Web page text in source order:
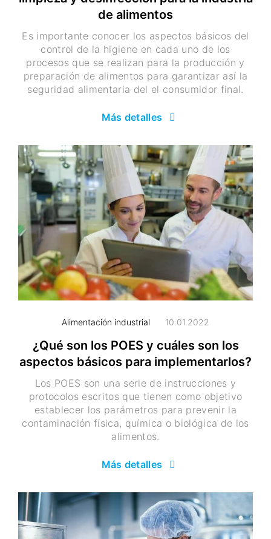
de alimentos
Es importante conocer los aspectos básicos del
control de la higiene en cada uno de los
procesos que se realizan para la producción y
preparación de alimentos para garantizar así la
seguridad alimentaria del el consumidor final.
Más detalles
Alimentación industrial 10.01.2022
¿Qué son los POES y cuáles son los
aspectos básicos para implementarlos?
Los POES son una serie de instrucciones y
protocolos escritos que tienen como objetivo
establecer los parámetros para prevenir la
contaminación física, química o biológica de los
alimentos.
Más detalles